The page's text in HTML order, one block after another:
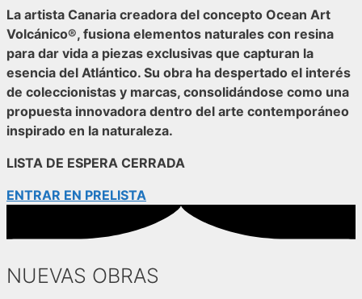
La artista Canaria creadora del concepto Ocean Art
Volcánico®, fusiona elementos naturales con resina
para dar vida a piezas exclusivas que capturan la
esencia del Atlántico. Su obra ha despertado el interés
de coleccionistas y marcas, consolidándose como una
propuesta innovadora dentro del arte contemporáneo
inspirado en la naturaleza.
LISTA DE ESPERA CERRADA
ENTRAR EN PRELISTA
NUEVAS OBRAS